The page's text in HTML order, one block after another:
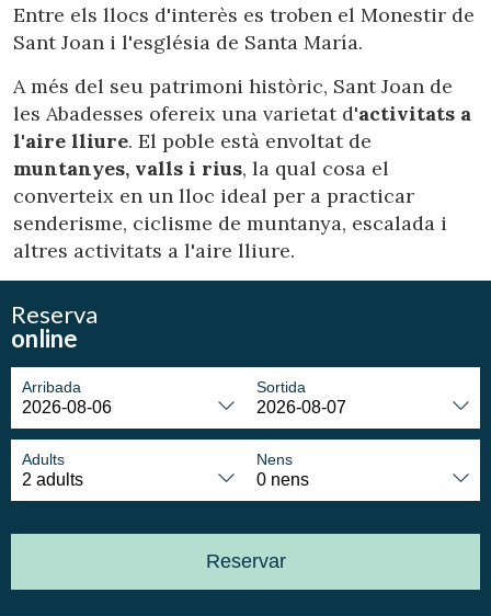
Entre els llocs d'interès es troben el Monestir de
Sant Joan i l'església de Santa María.
A més del seu patrimoni històric, Sant Joan de
les Abadesses ofereix una varietat d'activitats a
l'aire lliure. El poble està envoltat de
muntanyes, valls i rius, la qual cosa el
converteix en un lloc ideal per a practicar
senderisme, ciclisme de muntanya, escalada i
altres activitats a l'aire lliure.
Reserva
online
Arribada Sortida
Adults Nens
Reservar
l'usuari per millorar la qualitat dels nostres serveis i oferir
una millor experiència a través de productes recomanats.
Marketing i publicitat
Aquestes cookies són utilitzades per emmagatzemar
informació sobre les preferències i les eleccions personals
de l'usuari a través de l'observació continuada dels seus
hàbits de navegació. Gràcies a elles, podem conèixer els
hàbits de navegació al lloc web i mostrar publicitat
relacionada amb el perfil de navegació de l'usuari.